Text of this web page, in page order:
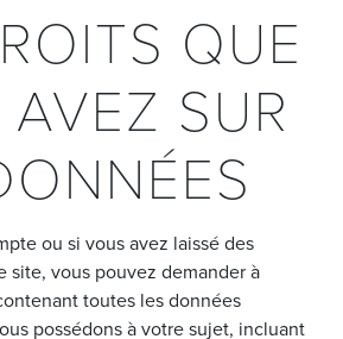
QUE
SUR
ou si vous avez laissé des
site, vous pouvez demander à
toutes les données
possédons à votre sujet, incluant